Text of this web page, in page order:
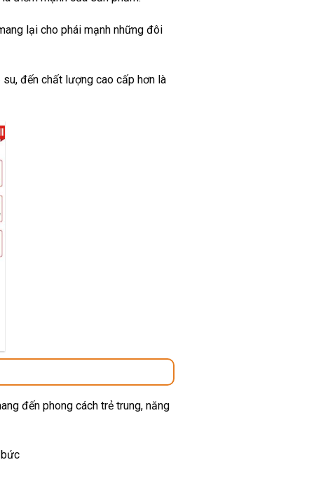
lại cho phái mạnh những đôi
đến chất lượng cao cấp hơn là
₫.
đến phong cách trẻ trung, năng